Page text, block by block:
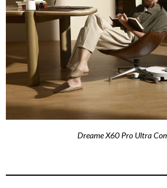
Dreame X60 Pro Ultra